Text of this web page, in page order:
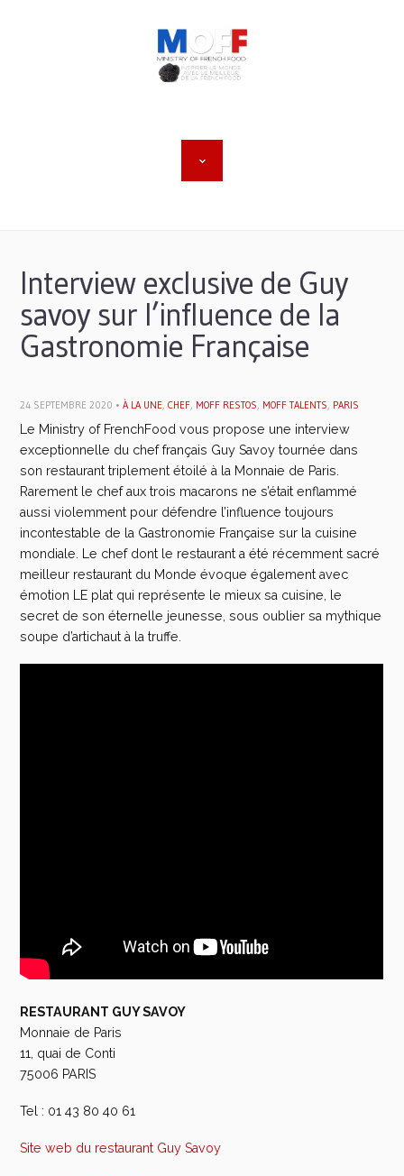
Interview exclusive de Guy
savoy sur l’influence de la
Gastronomie Française
24 SEPTEMBRE 2020 •À LA UNE,CHEF, MOFF RESTOS, MOFF TALENTS, PARIS
Le Ministry of FrenchFood vous propose une interview
exceptionnelle du chef français Guy Savoy tournée dans
son restaurant triplement étoilé à la Monnaie de Paris.
Rarement le chef aux trois macarons ne s’était enflammé
aussi violemment pour défendre l’influence toujours
incontestable de la Gastronomie Française sur la cuisine
mondiale. Le chef dont le restaurant a été récemment sacré
meilleur restaurant du Monde évoque également avec
émotion LE plat qui représente le mieux sa cuisine, le
secret de son éternelle jeunesse, sous oublier sa mythique
soupe d’artichaut à la truffe.
RESTAURANT GUY SAVOY
Monnaie de Paris
11, quai de Conti
75006 PARIS
Tel : 01 43 80 40 61
Site web du restaurant Guy Savoy